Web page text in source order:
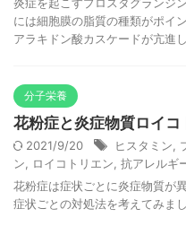
には細胞膜の脂質の種類がポイン
アラキドン酸カスケードが亢進
分子栄養
花粉症と炎症物質ロイコ
2021/9/20 ヒスタミン
ン
ロイコトリエン 抗アレルギ
花粉症は症状ごとに炎症物質が異
症状ごとの対処法を考えてみまし